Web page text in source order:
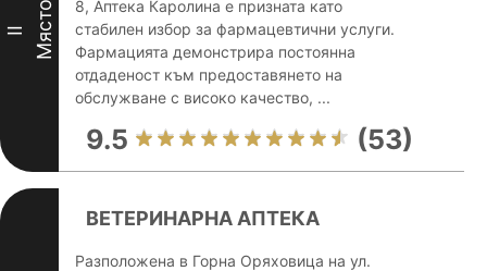
II Място
8, Аптека Каролина е призната като
стабилен избор за фармацевтични услуги.
Фармацията демонстрира постоянна
отдаденост към предоставянето на
обслужване с високо качество, ...
9.5 (53)
ВЕТЕРИНАРНА АПТЕКА
Разположена в Горна Оряховица на ул.